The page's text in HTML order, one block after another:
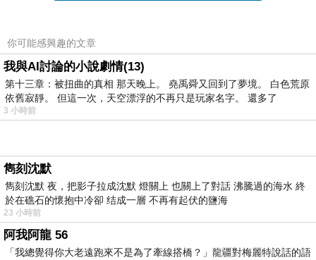
你可能感興趣的文章
我與AI討論的小說劇情(13)
第十三章：被扭曲的真相 那天晚上。 堯禹舜又回到了夢境。 白色荒原
依舊寂靜。 但這一次，天空漂浮的不再只是玩家名字。 還多了
3 小時前
雋刻沈默
雋刻沈默 夜，把影子拉成沈默 燈關上 也關上了對話 沸騰過的海水 終
於在礁石的懷抱中冷卻 结成一層 不再有起伏的鹽海
23 小時前
阿我阿龍 56
「我總覺得你大老遠跑來不是為了牽線搭橋？」龍疆對梅麗特說話的語